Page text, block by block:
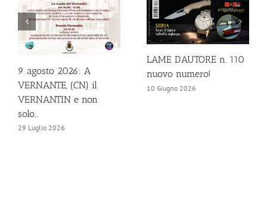
9 agosto 2026: A
VERNANTE, (CN) il
VERNANTIN e non
solo…
29 Luglio 2026
LAME D’AUTORE n. 110
nuovo numero!
10 Giugno 2026